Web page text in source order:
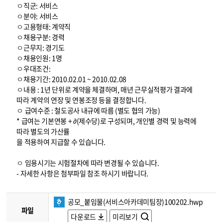
ㅇ직군: 서비스
ㅇ분야: 서비스
ㅇ고용형태: 계약직
ㅇ채용구분: 경력
ㅇ근무지: 경기도
ㅇ채용인원: 1명
ㅇ우대조건:
ㅇ채용기간: 2010.02.01 ~ 2010.02.08
ㅇ내용 : 1년 단위로 계약을 체결하며, 매년 근무실적평가 결과에
따라 계약의 연장 및 연봉조정 등을 결정합니다.
ㅇ 급여수준 : 철도공사 내규에 따름 (별도 협의 가능)
* 급여는 기본연봉 + ∂(제수당)로 구성되며, 개인별 경력 및 능력에
따라 별도의 가산률
을 적용하여 지급할 수 있습니다.
ㅇ 임용시기는 시험절차에 따라 변경될 수 있습니다.
- 자세한 사항은 첨부파일 참조 하시기 바랍니다.
파일
공모_붙임물(서비스아카데미팀장)100202.hwp
다운로드
미리보기